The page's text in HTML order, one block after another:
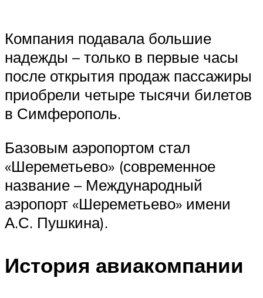
Компания подавала большие
надежды – только в первые часы
после открытия продаж пассажиры
приобрели четыре тысячи билетов
в Симферополь.
Базовым аэропортом стал
«Шереметьево» (современное
название – Международный
аэропорт «Шереметьево» имени
А.С. Пушкина).
История авиакомпании